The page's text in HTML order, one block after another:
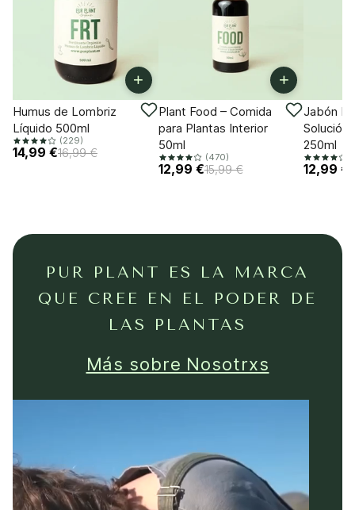
-11%
+
Humus de Lombriz
Líquido 500ml
(229)
14,99 €16,99 €
-18%
+
Plant Food – Comida
para Plantas Interior
50ml
(470)
12,99 €15,99 €
-18%
Jabón
Solución
250ml
12,99 €
PUR PLANT ES LA MARCA
QUE CREE EN EL PODER DE
LAS PLANTAS
Más sobre Nosotrxs